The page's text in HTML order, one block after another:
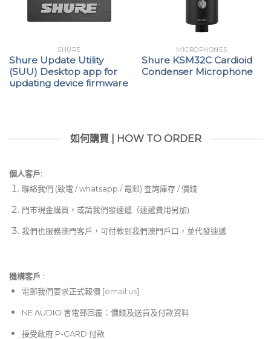
SHURE
Shure Update Utility
(SUU) Desktop app for
updating device firmware
MICROPHONES
Shure KSM32C Cardioid
Condenser Microphone
如何購買 | HOW TO ORDER
個人客戶:
聯絡我們 (致電 / whatsapp / 電郵) 查詢庫存 / 價錢
門市現金購買，或請我們發速遞（速遞費用另加)
我們也服務澳門客戶，可付款到我們澳門戶口，並代發速遞
機構客戶 :​
電郵我們要求正式報價 [email us]
NE AUDIO 會電郵回覆：價錢及送貨及付款資料
接受政府 P-CARD 付款